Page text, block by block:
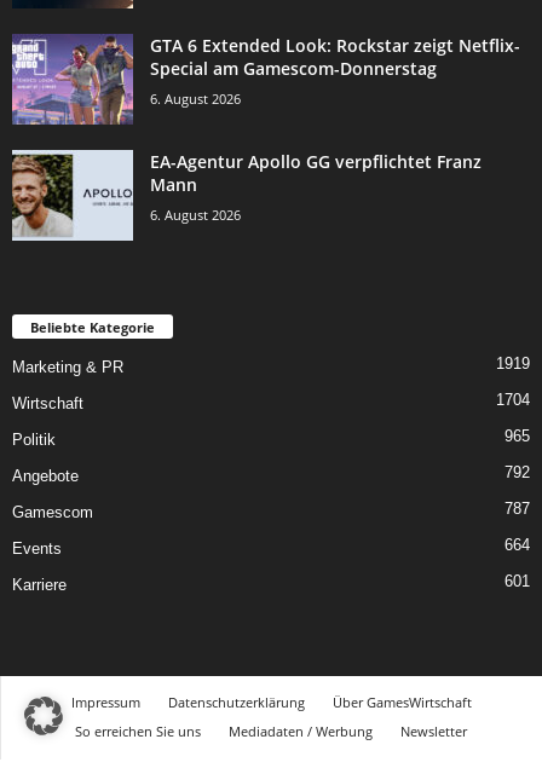
GTA 6 Extended Look: Rockstar zeigt Netflix-
Special am Gamescom-Donnerstag
6. August 2026
EA-Agentur Apollo GG verpflichtet Franz
Mann
6. August 2026
Beliebte Kategorie
Marketing & PR 1919
Wirtschaft 1704
Politik 965
Angebote 792
Gamescom 787
Events 664
Karriere 601
Impressum Datenschutzerklärung
Über GamesWirtschaft
So erreichen Sie uns
Mediadaten / Werbung
Newsletter